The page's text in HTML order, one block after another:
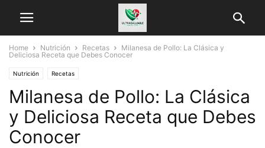
Home Nutrición Recetas
Milanesa de Pollo: La Clásica y
Deliciosa Receta que Debes Conocer
Nutrición Recetas
Milanesa de Pollo: La Clásica
y Deliciosa Receta que Debes
Conocer